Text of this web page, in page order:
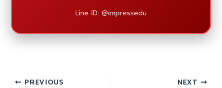
Line ID: @impressedu
PREVIOUS NEXT